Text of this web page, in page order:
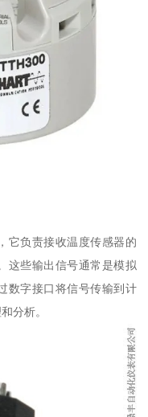
它负责接收温度传感器的
这些输出信号通常是模拟
数字接口将信号传输到计
分析。